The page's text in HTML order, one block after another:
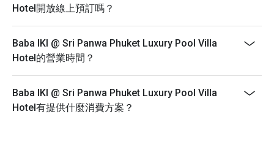
Hotel開放線上預訂嗎？
Baba IKI @ Sri Panwa Phuket Luxury Pool Villa
Hotel的營業時間？
Baba IKI @ Sri Panwa Phuket Luxury Pool Villa
Hotel有提供什麼消費方案？